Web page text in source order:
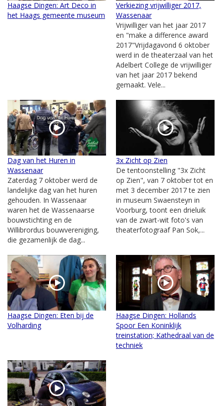
Haagse Dingen: Art Deco in
het Haags gemeente museum
Verkiezing vrijwilliger 2017,
Wassenaar
Vrijwilliger van het jaar 2017
en "make a difference award
2017"Vrijdagavond 6 oktober
werd in de theaterzaal van het
Adelbert College de vrijwilliger
van het jaar 2017 bekend
gemaakt. Vele...
Dag van het Huren in
Wassenaar
Zaterdag 7 oktober werd de
landelijke dag van het huren
gehouden. In Wassenaar
waren het de Wassenaarse
bouwstichting en de
Willibrordus bouwvereniging,
die gezamenlijk de dag...
3x Zicht op Zien
De tentoonstelling "3x Zicht
op Zien", van 7 oktober tot en
met 3 december 2017 te zien
in museum Swaensteyn in
Voorburg, toont een drieluik
van de zwart-wit foto's van
theaterfotograaf Pan Sok,...
Haagse Dingen: Eten bij de
Volharding
Haagse Dingen: Hollands
Spoor Een Koninklijk
treinstation; Kathedraal van de
techniek